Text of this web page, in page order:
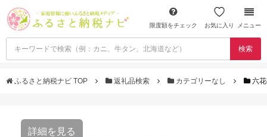
限度額をチェック お気に入り メニュー
検索
ふるさと納税ナビ TOP 返礼品検索 カテゴリーなし 六
詳細を見る